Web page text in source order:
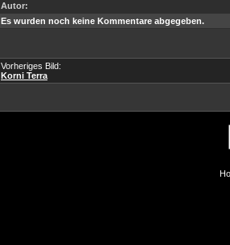
Autor:
Es wurden noch keine Kommentare abgegeben.
Vorheriges Bild:
Korni Terra